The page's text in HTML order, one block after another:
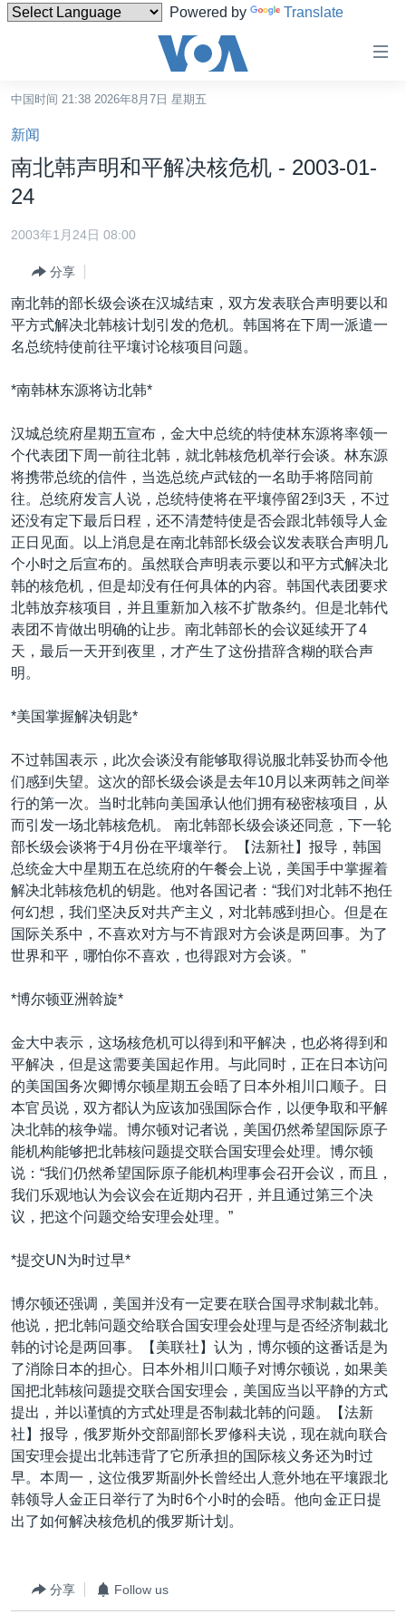
Powered by Translate
碍
链
接
跳
转
内
转
到
导
到
检
索
国际
最新国际新闻
印太
中东
非洲
美洲
全球议题
分类新闻
经济·金融·贸易
人权·法律·宗教
军事
劳工
环境
美中关系
热点专题
国会报道
美中关系
美国建国250周年
埃博拉疫情
美国之音专访
重要讲话与声明
台海两岸关系
南中国海争端
关注西藏
GEN Z 看美国
VOA今日焦点
中文广播
关注我们
其他语言网站
中国时间 21:38 2026年8月7日 星期五
新闻
南北韩声明和平解决核危机 - 2003-01-
24
2003年1月24日 08:00
分享
南北韩的部长级会谈在汉城结束，双方发表联合声明要以和
平方式解决北韩核计划引发的危机。韩国将在下周一派遣一
名总统特使前往平壤讨论核项目问题。
*南韩林东源将访北韩*
汉城总统府星期五宣布，金大中总统的特使林东源将率领一
个代表团下周一前往北韩，就北韩核危机举行会谈。林东源
将携带总统的信件，当选总统卢武铉的一名助手将陪同前
往。总统府发言人说，总统特使将在平壤停留2到3天，不过
还没有定下最后日程，还不清楚特使是否会跟北韩领导人金
正日见面。以上消息是在南北韩部长级会议发表联合声明几
个小时之后宣布的。虽然联合声明表示要以和平方式解决北
韩的核危机，但是却没有任何具体的内容。韩国代表团要求
北韩放弃核项目，并且重新加入核不扩散条约。但是北韩代
表团不肯做出明确的让步。南北韩部长的会议延续开了4
天，最后一天开到夜里，才产生了这份措辞含糊的联合声
明。
*美国掌握解决钥匙*
不过韩国表示，此次会谈没有能够取得说服北韩妥协而令他
们感到失望。这次的部长级会谈是去年10月以来两韩之间举
行的第一次。当时北韩向美国承认他们拥有秘密核项目，从
而引发一场北韩核危机。 南北韩部长级会谈还同意，下一轮
部长级会谈将于4月份在平壤举行。【法新社】报导，韩国
总统金大中星期五在总统府的午餐会上说，美国手中掌握着
解决北韩核危机的钥匙。他对各国记者：“我们对北韩不抱任
何幻想，我们坚决反对共产主义，对北韩感到担心。但是在
国际关系中，不喜欢对方与不肯跟对方会谈是两回事。为了
世界和平，哪怕你不喜欢，也得跟对方会谈。”
*博尔顿亚洲斡旋*
金大中表示，这场核危机可以得到和平解决，也必将得到和
平解决，但是这需要美国起作用。与此同时，正在日本访问
的美国国务次卿博尔顿星期五会晤了日本外相川口顺子。日
本官员说，双方都认为应该加强国际合作，以便争取和平解
决北韩的核争端。博尔顿对记者说，美国仍然希望国际原子
能机构能够把北韩核问题提交联合国安理会处理。博尔顿
说：“我们仍然希望国际原子能机构理事会召开会议，而且，
我们乐观地认为会议会在近期内召开，并且通过第三个决
议，把这个问题交给安理会处理。”
*提交UN为时过早*
博尔顿还强调，美国并没有一定要在联合国寻求制裁北韩。
他说，把北韩问题交给联合国安理会处理与是否经济制裁北
韩的讨论是两回事。【美联社】认为，博尔顿的这番话是为
了消除日本的担心。日本外相川口顺子对博尔顿说，如果美
国把北韩核问题提交联合国安理会，美国应当以平静的方式
提出，并以谨慎的方式处理是否制裁北韩的问题。【法新
社】报导，俄罗斯外交部副部长罗修科夫说，现在就向联合
国安理会提出北韩违背了它所承担的国际核义务还为时过
早。本周一，这位俄罗斯副外长曾经出人意外地在平壤跟北
韩领导人金正日举行了为时6个小时的会晤。他向金正日提
出了如何解决核危机的俄罗斯计划。
分享 Follow us